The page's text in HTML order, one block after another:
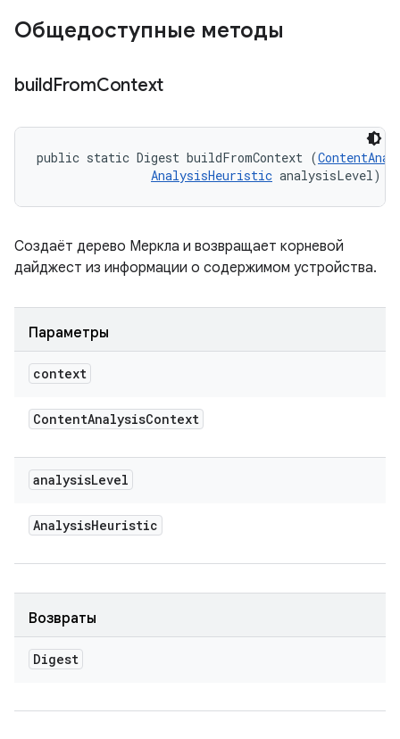
Общедоступные методы
buildFromContext
public static Digest buildFromContext (
AnalysisHeuristic analysisLevel)
Создаёт дерево Меркла и возвращает корневой
дайджест из информации о содержимом устройства.
Параметры
context
ContentAnalysisContext
analysisLevel
AnalysisHeuristic
Возвраты
Digest